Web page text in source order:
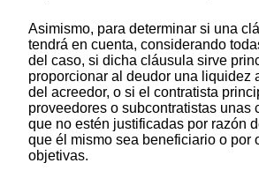
Asimismo, para determinar si una
tendrá en cuenta, considerando
del caso, si dicha cláusula sirve
proporcionar al deudor una liquidez
del acreedor, o si el contratista
proveedores o subcontratistas unas
que no estén justificadas por razón
que él mismo sea beneficiario o por
objetivas.